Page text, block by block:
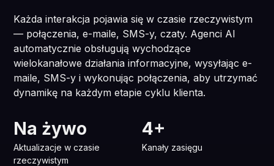
Każda interakcja pojawia się w czasie rzeczywistym
— połączenia, e-maile, SMS-y, czaty. Agenci AI
automatycznie obsługują wychodzące
wielokanałowe działania informacyjne, wysyłając e-
maile, SMS-y i wykonując połączenia, aby utrzymać
dynamikę na każdym etapie cyklu klienta.
Na żywo
Aktualizacje w czasie
rzeczywistym
4+
Kanały zasięgu